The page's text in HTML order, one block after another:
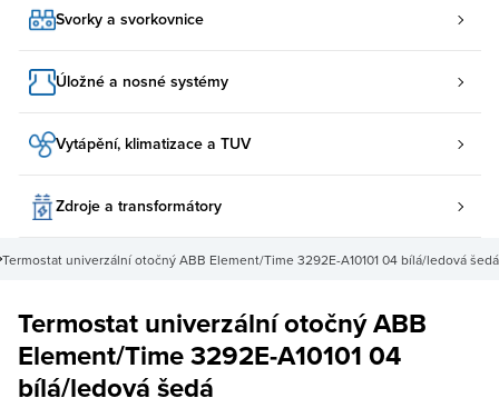
Svorky a svorkovnice
Úložné a nosné systémy
Vytápění, klimatizace a TUV
Zdroje a transformátory
Termostat univerzální otočný ABB Element/Time 3292E-A10101 04 bílá/ledová šedá
Termostat univerzální otočný ABB
Element/Time 3292E-A10101 04
bílá/ledová šedá